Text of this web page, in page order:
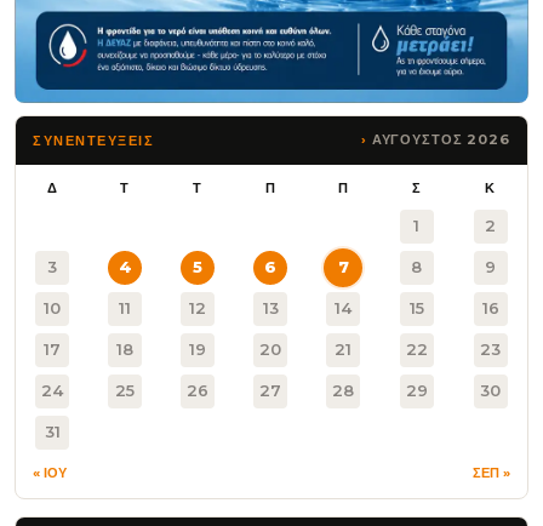
ΣΥΝΕΝΤΕΥΞΕΙΣ ΑΥΓΟΥΣΤΟΣ 2026
Δ Τ Τ Π Π Σ Κ
1 2
3 4 5 6 7 8 9
10 11 12 13 14 15 16
17 18 19 20 21 22 23
24 25 26 27 28 29 30
31
« ΙΟΥ ΣΕΠ »